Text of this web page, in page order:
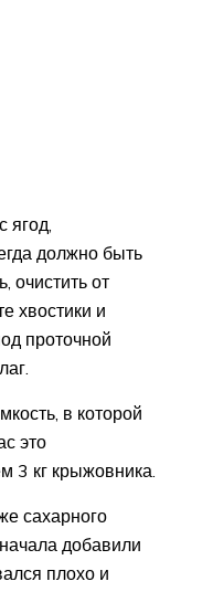
ягод,
должно быть
очистить от
хвостики и
проточной
в которой
это
3 кг крыжовника.
сахарного
добавили
плохо и